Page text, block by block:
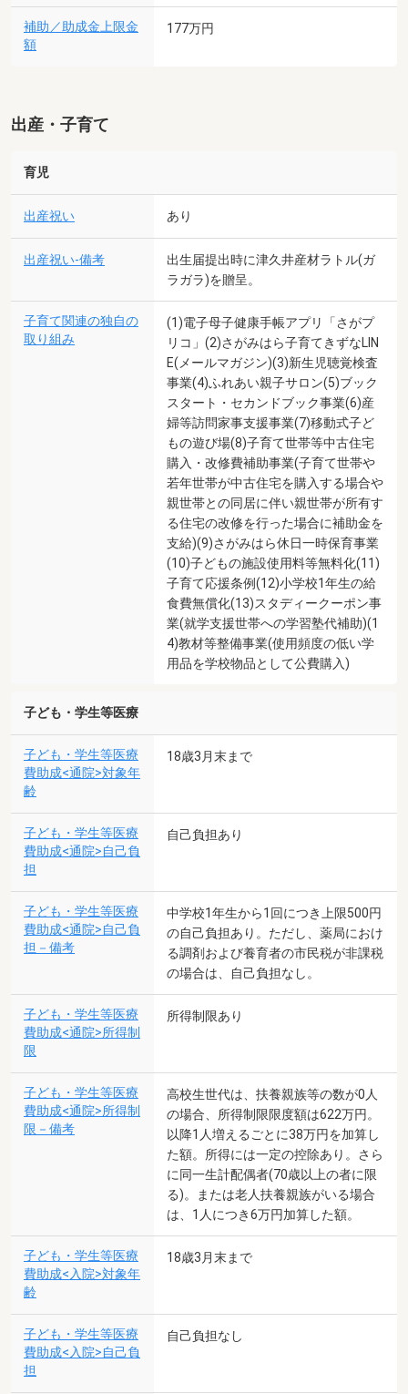
補助／助成金上限金
額
177万円
出産・子育て
育児
出産祝い あり
出産祝い-備考
出生届提出時に津久井産材ラトル(ガ
ラガラ)を贈呈。
子育て関連の独自の
取り組み
(1)電子母子健康手帳アプリ「さがプ
リコ」(2)さがみはら子育てきずなLIN
E(メールマガジン)(3)新生児聴覚検査
事業(4)ふれあい親子サロン(5)ブック
スタート・セカンドブック事業(6)産
婦等訪問家事支援事業(7)移動式子ど
もの遊び場(8)子育て世帯等中古住宅
購入・改修費補助事業(子育て世帯や
若年世帯が中古住宅を購入する場合や
親世帯との同居に伴い親世帯が所有す
る住宅の改修を行った場合に補助金を
支給)(9)さがみはら休日一時保育事業
(10)子どもの施設使用料等無料化(11)
子育て応援条例(12)小学校1年生の給
食費無償化(13)スタディークーポン事
業(就学支援世帯への学習塾代補助)(1
4)教材等整備事業(使用頻度の低い学
用品を学校物品として公費購入)
子ども・学生等医療
子ども・学生等医療
費助成<通院>対象年
齢
18歳3月末まで
子ども・学生等医療
費助成<通院>自己負
担
自己負担あり
子ども・学生等医療
費助成<通院>自己負
担－備考
中学校1年生から1回につき上限500円
の自己負担あり。ただし、薬局におけ
る調剤および養育者の市民税が非課税
の場合は、自己負担なし。
子ども・学生等医療
費助成<通院>所得制
限
所得制限あり
子ども・学生等医療
費助成<通院>所得制
限－備考
高校生世代は、扶養親族等の数が0人
の場合、所得制限限度額は622万円。
以降1人増えるごとに38万円を加算し
た額。所得には一定の控除あり。さら
に同一生計配偶者(70歳以上の者に限
る)。または老人扶養親族がいる場合
は、1人につき6万円加算した額。
子ども・学生等医療
費助成<入院>対象年
齢
18歳3月末まで
子ども・学生等医療
費助成<入院>自己負
担
自己負担なし